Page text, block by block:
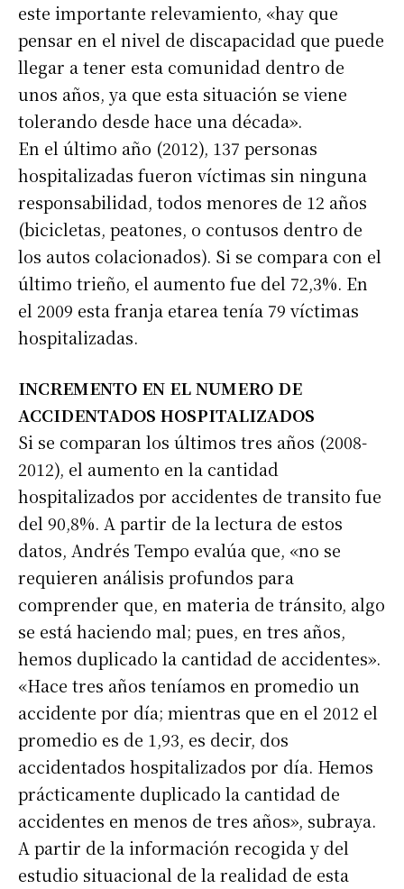
este importante relevamiento, «hay que
pensar en el nivel de discapacidad que puede
llegar a tener esta comunidad dentro de
unos años, ya que esta situación se viene
tolerando desde hace una década».
En el último año (2012), 137 personas
hospitalizadas fueron víctimas sin ninguna
responsabilidad, todos menores de 12 años
(bicicletas, peatones, o contusos dentro de
los autos colacionados). Si se compara con el
último trieño, el aumento fue del 72,3%. En
el 2009 esta franja etarea tenía 79 víctimas
hospitalizadas.
INCREMENTO EN EL NUMERO DE
ACCIDENTADOS HOSPITALIZADOS
Si se comparan los últimos tres años (2008-
2012), el aumento en la cantidad
hospitalizados por accidentes de transito fue
del 90,8%. A partir de la lectura de estos
datos, Andrés Tempo evalúa que, «no se
requieren análisis profundos para
comprender que, en materia de tránsito, algo
se está haciendo mal; pues, en tres años,
hemos duplicado la cantidad de accidentes».
«Hace tres años teníamos en promedio un
accidente por día; mientras que en el 2012 el
promedio es de 1,93, es decir, dos
accidentados hospitalizados por día. Hemos
prácticamente duplicado la cantidad de
accidentes en menos de tres años», subraya.
A partir de la información recogida y del
estudio situacional de la realidad de esta